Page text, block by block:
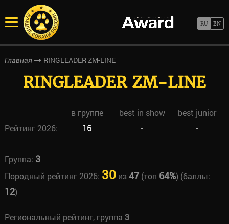
Главная RINGLEADER ZM-LINE
RINGLEADER ZM-LINE
в группе best in show
best junior
Рейтинг 2026:
16 - -
Группа: 3
Породный рейтинг 2026: 30из47(топ 64%) (баллы:
12)
Региональный рейтинг, группа 3